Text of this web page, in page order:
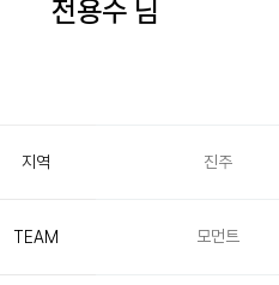
전용수 님
지역 진주
TEAM 모먼트